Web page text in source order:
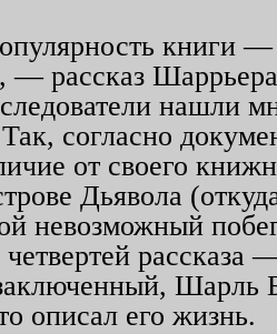
книги
— рассказ Шаррьера
нашли
согласно
от своего
Дьявола
невозможный
четвертей
Шарль
описал его жизнь.